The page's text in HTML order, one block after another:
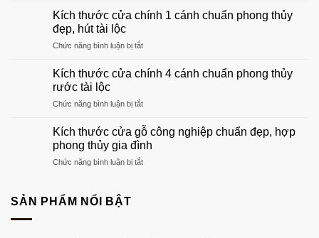
đẹp
nhất
cửa
dẫn
khuôn
hợp
ấm
của
Kích thước cửa chính 1 cánh chuẩn phong thủy
đẹp, hút tài lộc
Chức năng bình luận bị tắtở
thước
1
chuẩn
phong
đẹp,
Kích thước cửa chính 4 cánh chuẩn phong thủy
rước tài lộc
Chức năng bình luận bị tắtở
thước
cửa
chính
4
Kích thước cửa gỗ công nghiệp chuẩn đẹp, hợp
phong thủy gia đình
Chức năng bình luận bị tắtở
SẢN PHẨM NỔI BẬT